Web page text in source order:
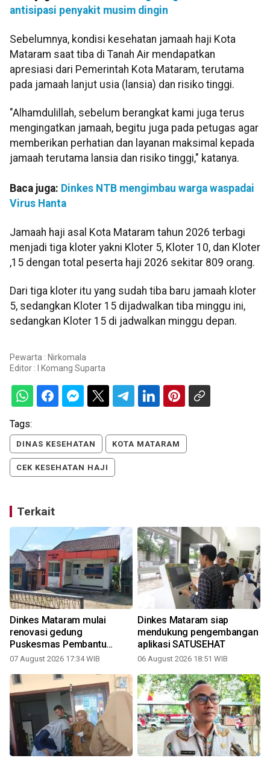
antisipasi penyakit musim dingin
Sebelumnya, kondisi kesehatan jamaah haji Kota
Mataram saat tiba di Tanah Air mendapatkan
apresiasi dari Pemerintah Kota Mataram, terutama
pada jamaah lanjut usia (lansia) dan risiko tinggi.
"Alhamdulillah, sebelum berangkat kami juga terus
mengingatkan jamaah, begitu juga pada petugas agar
memberikan perhatian dan layanan maksimal kepada
jamaah terutama lansia dan risiko tinggi," katanya.
Baca juga: Dinkes NTB mengimbau warga waspadai
Virus Hanta
Jamaah haji asal Kota Mataram tahun 2026 terbagi
menjadi tiga kloter yakni Kloter 5, Kloter 10, dan Kloter
,15 dengan total peserta haji 2026 sekitar 809 orang.
Dari tiga kloter itu yang sudah tiba baru jamaah kloter
5, sedangkan Kloter 15 dijadwalkan tiba minggu ini,
sedangkan Kloter 15 di jadwalkan minggu depan.
Pewarta : Nirkomala
Editor :
I Komang Suparta
Tags:
DINAS KESEHATAN KOTA MATARAM
CEK KESEHATAN HAJI
Terkait
Dinkes Mataram mulai
renovasi gedung
Puskesmas Pembantu
Monjok
07 August 2026 17:34 WIB
Dinkes Mataram siap
mendukung pengembangan
aplikasi SATUSEHAT
06 August 2026 18:51 WIB